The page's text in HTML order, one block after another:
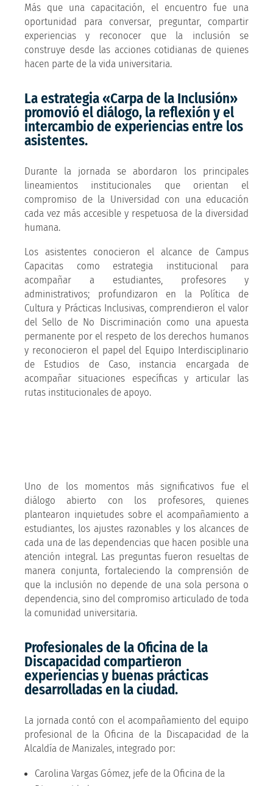
Más que una capacitación, el encuentro fue una
oportunidad para conversar, preguntar, compartir
experiencias y reconocer que la inclusión se
construye desde las acciones cotidianas de quienes
hacen parte de la vida universitaria.
La estrategia «Carpa de la Inclusión»
promovió el diálogo, la reflexión y el
intercambio de experiencias entre los
asistentes.
Durante la jornada se abordaron los principales
lineamientos institucionales que orientan el
compromiso de la Universidad con una educación
cada vez más accesible y respetuosa de la diversidad
humana.
Los asistentes conocieron el alcance de Campus
Capacitas como estrategia institucional para
acompañar a estudiantes, profesores y
administrativos; profundizaron en la Política de
Cultura y Prácticas Inclusivas, comprendieron el valor
del Sello de No Discriminación como una apuesta
permanente por el respeto de los derechos humanos
y reconocieron el papel del Equipo Interdisciplinario
de Estudios de Caso, instancia encargada de
acompañar situaciones específicas y articular las
rutas institucionales de apoyo.
Uno de los momentos más significativos fue el
diálogo abierto con los profesores, quienes
plantearon inquietudes sobre el acompañamiento a
estudiantes, los ajustes razonables y los alcances de
cada una de las dependencias que hacen posible una
atención integral. Las preguntas fueron resueltas de
manera conjunta, fortaleciendo la comprensión de
que la inclusión no depende de una sola persona o
dependencia, sino del compromiso articulado de toda
la comunidad universitaria.
Profesionales de la Oficina de la
Discapacidad compartieron
experiencias y buenas prácticas
desarrolladas en la ciudad.
La jornada contó con el acompañamiento del equipo
profesional de la Oficina de la Discapacidad de la
Alcaldía de Manizales, integrado por:
Carolina Vargas Gómez, jefe de la Oficina de la